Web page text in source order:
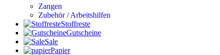
Zangen
Zubehör / Arbeitshilfen
Stoffreste
Gutscheine
Sale
Papier